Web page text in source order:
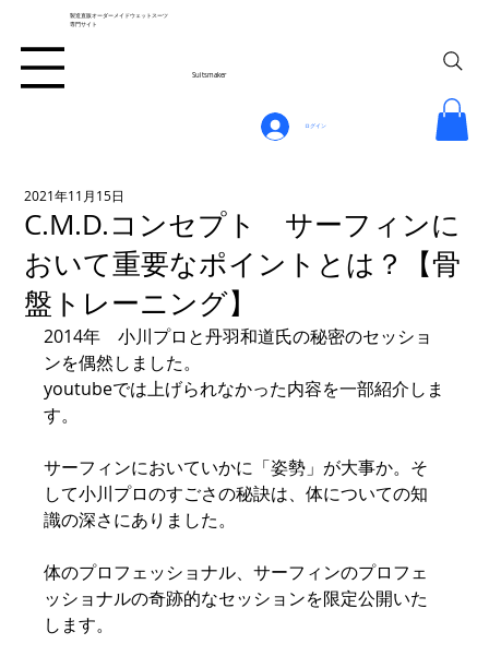
Suitsmaker
製造直販オーダーメイドウェットスーツ
専門サイト
ログイン
C.M.D.コンセプト サーフィンに
おいて重要なポイントとは？【骨
盤トレーニング】
2021年11月15日
2014年　小川プロと丹羽和道氏の秘密のセッショ
ンを偶然しました。
youtubeでは上げられなかった内容を一部紹介しま
す。
サーフィンにおいていかに「姿勢」が大事か。そ
して小川プロのすごさの秘訣は、体についての知
識の深さにありました。
体のプロフェッショナル、サーフィンのプロフェ
ッショナルの奇跡的なセッションを限定公開いた
します。